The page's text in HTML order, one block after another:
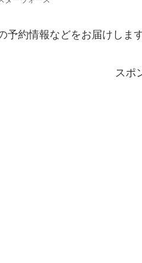
予約情報などをお届けしま
スポ